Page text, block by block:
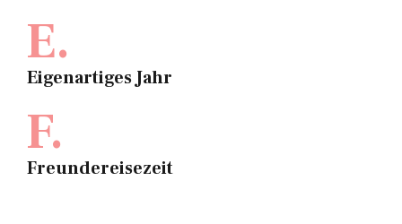
E.
Eigenartiges Jahr
F.
Freundereisezeit